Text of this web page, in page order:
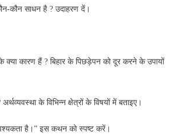
कौन साधन है ? उदाहरण दें।
क्या कारण हैं ? बिहार के पिछड़ेपन को दूर करने के उपायों
के विभिन्न क्षेत्रों के विषयों में बताइए।
है।” इस कथन को स्पष्ट करें।